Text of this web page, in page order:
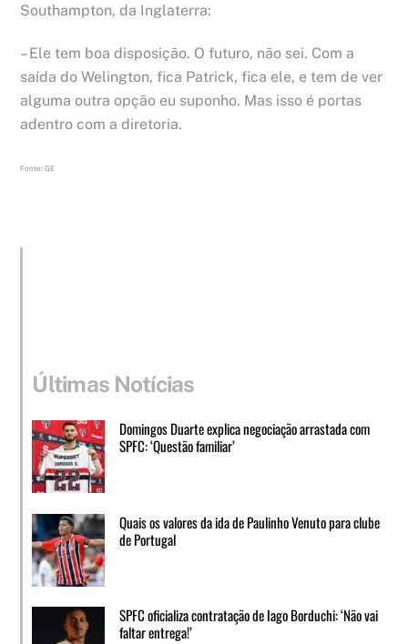
Southampton, da Inglaterra:
– Ele tem boa disposição. O futuro, não sei. Com a
saída do Welington, fica Patrick, fica ele, e tem de ver
alguma outra opção eu suponho. Mas isso é portas
adentro com a diretoria.
Fonte: GE
Últimas Notícias
Domingos Duarte explica negociação arrastada com
SPFC: ‘Questão familiar’
Quais os valores da ida de Paulinho Venuto para clube
de Portugal
SPFC oficializa contratação de Iago Borduchi: ‘Não vai
faltar entrega!’